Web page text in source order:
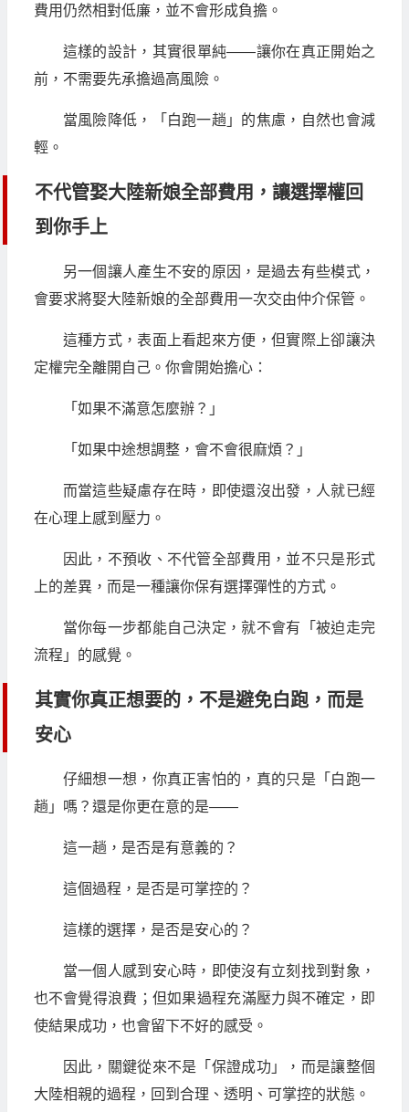
費用仍然相對低廉，並不會形成負擔。
這樣的設計，其實很單純——讓你在真正開始之
前，不需要先承擔過高風險。
當風險降低，「白跑一趟」的焦慮，自然也會減
輕。
不代管娶大陸新娘全部費用，讓選擇權回
到你手上
另一個讓人產生不安的原因，是過去有些模式，
會要求將娶大陸新娘的全部費用一次交由仲介保管。
這種方式，表面上看起來方便，但實際上卻讓決
定權完全離開自己。你會開始擔心：
「如果不滿意怎麼辦？」
「如果中途想調整，會不會很麻煩？」
而當這些疑慮存在時，即使還沒出發，人就已經
在心理上感到壓力。
因此，不預收、不代管全部費用，並不只是形式
上的差異，而是一種讓你保有選擇彈性的方式。
當你每一步都能自己決定，就不會有「被迫走完
流程」的感覺。
其實你真正想要的，不是避免白跑，而是
安心
仔細想一想，你真正害怕的，真的只是「白跑一
趟」嗎？還是你更在意的是——
這一趟，是否是有意義的？
這個過程，是否是可掌控的？
這樣的選擇，是否是安心的？
當一個人感到安心時，即使沒有立刻找到對象，
也不會覺得浪費；但如果過程充滿壓力與不確定，即
使結果成功，也會留下不好的感受。
因此，關鍵從來不是「保證成功」，而是讓整個
大陸相親的過程，回到合理、透明、可掌控的狀態。